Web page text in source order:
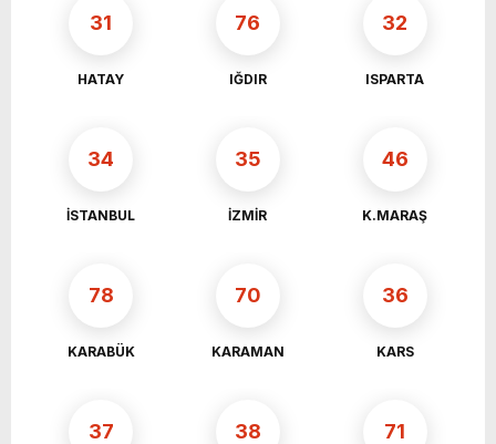
31
HATAY
76
IĞDIR
32
ISPARTA
34
İSTANBUL
35
İZMİR
46
K.MARAŞ
78
KARABÜK
70
KARAMAN
36
KARS
37 38 71